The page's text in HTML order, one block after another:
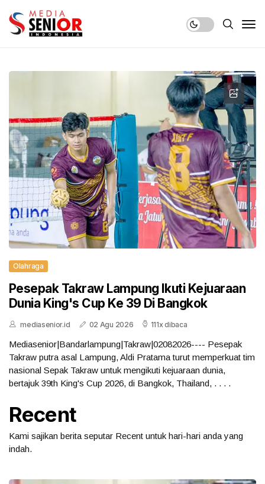
Olahraga
Pesepak Takraw Lampung Ikuti Kejuaraan
Dunia King's Cup Ke 39 Di Bangkok
mediasenior.id 02 Agu 2026 111x dibaca
Mediasenior|Bandarlampung|Takraw|02082026---- Pesepak
Takraw putra asal Lampung, Aldi Pratama turut memperkuat tim
nasional Sepak Takraw untuk mengikuti kejuaraan dunia,
bertajuk 39th King's Cup 2026, di Bangkok, Thailand, . . . .
Recent
Kami sajikan berita seputar Recent untuk hari-hari anda yang
indah.